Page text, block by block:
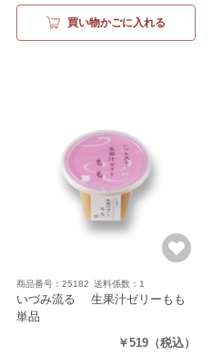
買い物かごに入れる
商品番号：25182 送料係数：1
いづみ流るゝ 生果汁ゼリーもも
単品
￥519 （税込）